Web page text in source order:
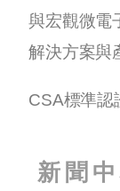
與宏觀微電
解決方案與
CSA標準認
新聞